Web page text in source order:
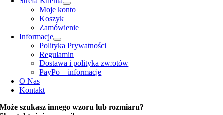
Moje konto
Koszyk
Zamówienie
Informacje
Polityka Prywatności
Regulamin
Dostawa i polityka zwrotów
PayPo – informacje
O Nas
Kontakt
Może szukasz innego wzoru lub rozmiaru?